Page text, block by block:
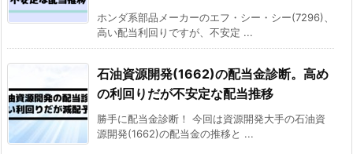
ホンダ系部品メーカーのエフ・シー・シー(7296)、
高い配当利回りですが、不安定 ...
石油資源開発(1662)の配当金診断。高め
の利回りだが不安定な配当推移
勝手に配当金診断！ 今回は資源開発大手の石油資
源開発(1662)の配当金の推移と ...